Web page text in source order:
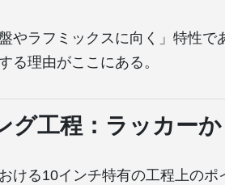
やラフミックスに向く」特性で
る理由がここにある。
グ工程：ラッカー
ける10インチ特有の工程上のポ